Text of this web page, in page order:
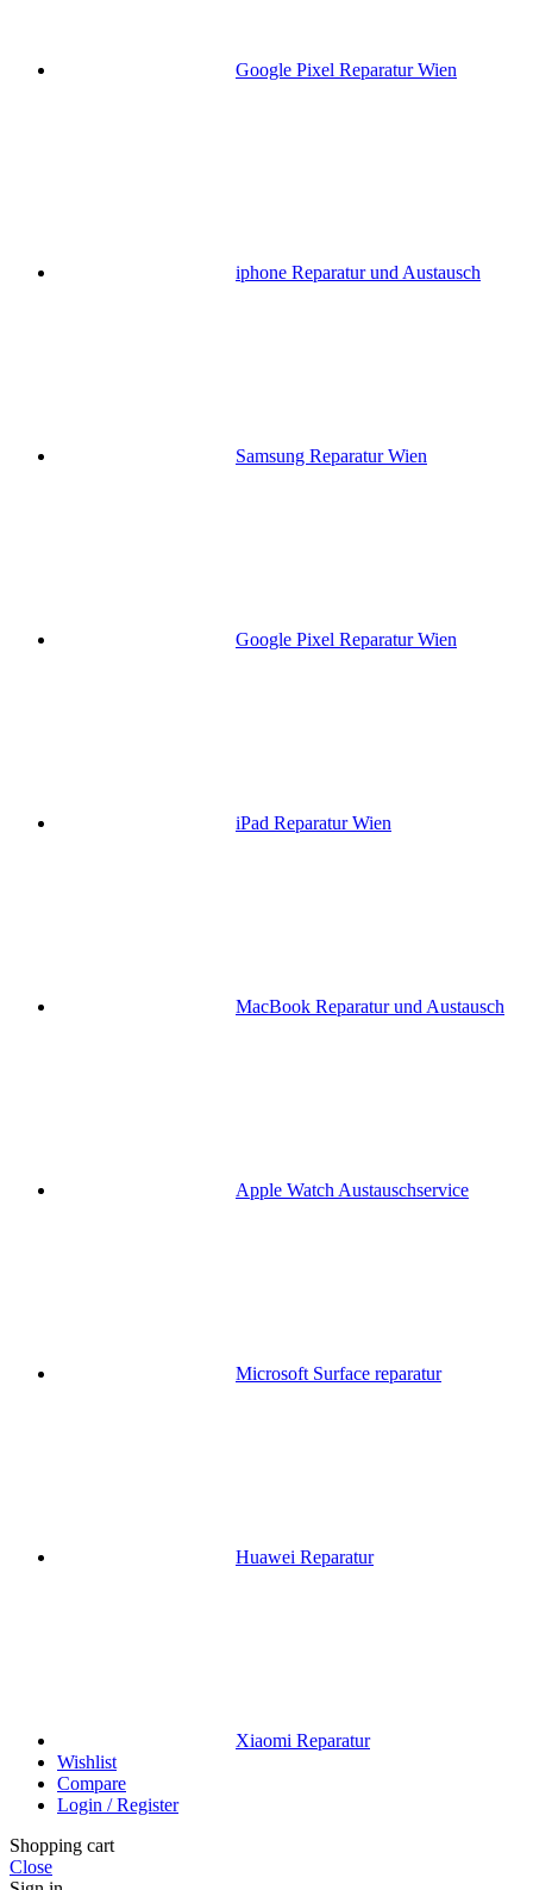
Google Pixel Reparatur Wien
iphone Reparatur und Austausch
Samsung Reparatur Wien
Google Pixel Reparatur Wien
iPad Reparatur Wien
MacBook Reparatur und Austausch
Apple Watch Austauschservice
Microsoft Surface reparatur
Huawei Reparatur
Xiaomi Reparatur
Wishlist
Compare
Login / Register
Shopping cart
Close